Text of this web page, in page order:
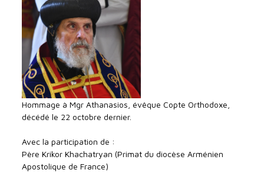
Hommage à Mgr Athanasios, évêque Copte Orthodoxe,
décédé le 22 octobre dernier.
Avec la participation de :
Père Krikor Khachatryan (Primat du diocèse Arménien
Apostolique de France)